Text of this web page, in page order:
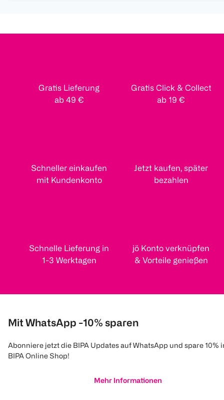
Gratis Lieferung
ab 49 €
Gratis Click & Collect
ab 19 €
Schneller einkaufen
mit Kundenkonto
Jetzt kaufen, später
bezahlen
Schnelle Lieferung in
1-3 Werktagen
jö Konto verknüpfen
& Vorteile genießen
Mit WhatsApp -10% sparen
Abonniere jetzt die BIPA Updates auf WhatsApp und spare 10%
BIPA Online Shop!
Mehr Informationen